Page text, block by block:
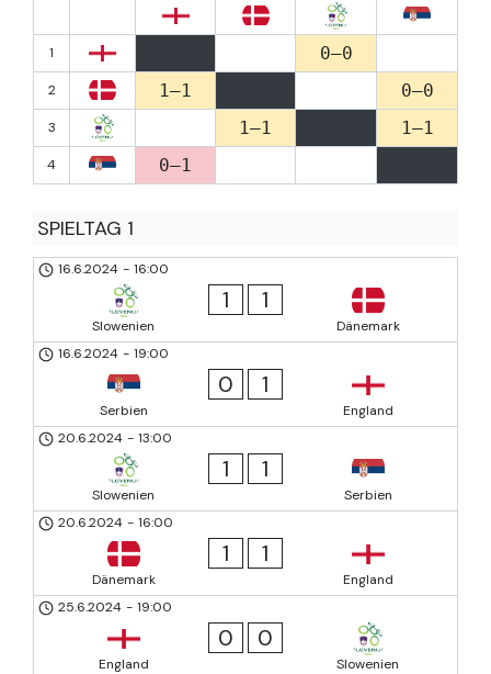
1 0–0
2 1–1 0–0
3 1–1 1–1
4 0–1
SPIELTAG 1
16.6.2024 - 16:00
Slowenien
1 1
Dänemark
16.6.2024 - 19:00
Serbien
0 1
England
20.6.2024 - 13:00
Slowenien
1 1
Serbien
20.6.2024 - 16:00
Dänemark
1 1
England
25.6.2024 - 19:00
England
0 0
Slowenien